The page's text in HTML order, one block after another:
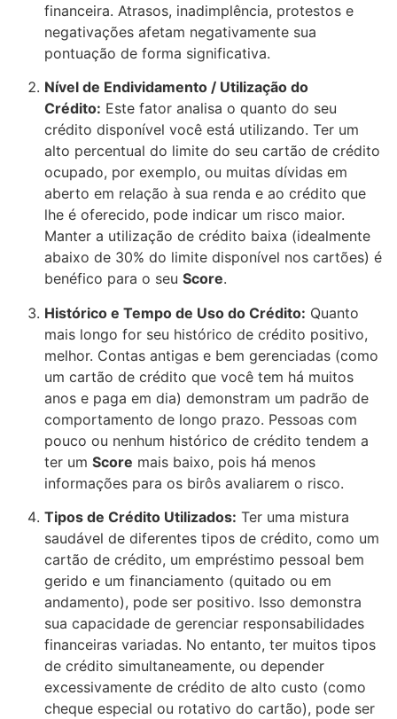
financeira. Atrasos, inadimplência, protestos e
negativações afetam negativamente sua
pontuação de forma significativa.
Nível de Endividamento / Utilização do
Crédito: Este fator analisa o quanto do seu
crédito disponível você está utilizando. Ter um
alto percentual do limite do seu cartão de crédito
ocupado, por exemplo, ou muitas dívidas em
aberto em relação à sua renda e ao crédito que
lhe é oferecido, pode indicar um risco maior.
Manter a utilização de crédito baixa (idealmente
abaixo de 30% do limite disponível nos cartões) é
benéfico para o seu Score.
Histórico e Tempo de Uso do Crédito: Quanto
mais longo for seu histórico de crédito positivo,
melhor. Contas antigas e bem gerenciadas (como
um cartão de crédito que você tem há muitos
anos e paga em dia) demonstram um padrão de
comportamento de longo prazo. Pessoas com
pouco ou nenhum histórico de crédito tendem a
ter um Score mais baixo, pois há menos
informações para os birôs avaliarem o risco.
Tipos de Crédito Utilizados: Ter uma mistura
saudável de diferentes tipos de crédito, como um
cartão de crédito, um empréstimo pessoal bem
gerido e um financiamento (quitado ou em
andamento), pode ser positivo. Isso demonstra
sua capacidade de gerenciar responsabilidades
financeiras variadas. No entanto, ter muitos tipos
de crédito simultaneamente, ou depender
excessivamente de crédito de alto custo (como
cheque especial ou rotativo do cartão), pode ser